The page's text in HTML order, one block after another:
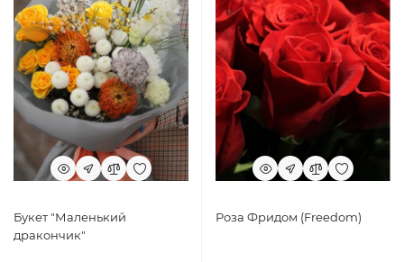
Букет "Маленький
дракончик"
Роза Фридом (Freedom)